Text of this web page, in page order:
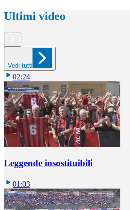
Ultimi video
Vedi tutti
02:24
Leggende insostituibili
01:03